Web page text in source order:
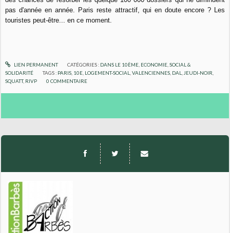
pas d'année en année. Paris reste attractif, qui en doute encore ? Les
touristes peut-être... en ce moment.
LIEN PERMANENT CATÉGORIES : DANS LE 10ÈME, ECONOMIE, SOCIAL &
SOLIDARITÉ
TAGS : PARIS 10E LOGEMENT-SOCIAL ,VALENCIENNES DAL JEUDI-NOIR
SQUATT, RIVP 0 COMMENTAIRE